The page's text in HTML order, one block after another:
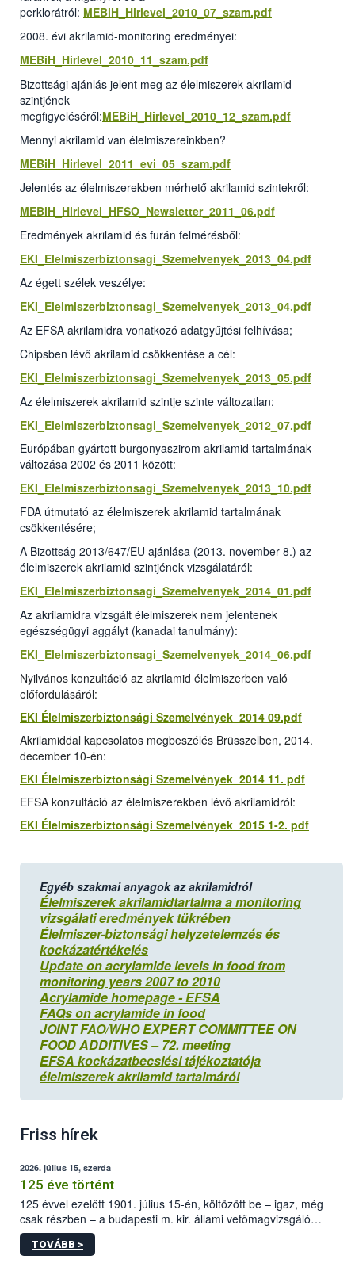
perklorátról: MEBiH_Hirlevel_2010_07_szam.pdf
2008. évi akrilamid-monitoring eredményei:
MEBiH_Hirlevel_2010_11_szam.pdf
Bizottsági ajánlás jelent meg az élelmiszerek akrilamid
szintjének
megfigyeléséről:MEBiH_Hirlevel_2010_12_szam.pdf
Mennyi akrilamid van élelmiszereinkben?
MEBiH_Hirlevel_2011_evi_05_szam.pdf
Jelentés az élelmiszerekben mérhető akrilamid szintekről:
MEBiH_Hirlevel_HFSO_Newsletter_2011_06.pdf
Eredmények akrilamid és furán felmérésből:
EKI_Elelmiszerbiztonsagi_Szemelvenyek_2013_04.pdf
Az égett szélek veszélye:
EKI_Elelmiszerbiztonsagi_Szemelvenyek_2013_04.pdf
Az EFSA akrilamidra vonatkozó adatgyűjtési felhívása;
Chipsben lévő akrilamid csökkentése a cél:
EKI_Elelmiszerbiztonsagi_Szemelvenyek_2013_05.pdf
Az élelmiszerek akrilamid szintje szinte változatlan:
EKI_Elelmiszerbiztonsagi_Szemelvenyek_2012_07.pdf
Európában gyártott burgonyaszirom akrilamid tartalmának
változása 2002 és 2011 között:
EKI_Elelmiszerbiztonsagi_Szemelvenyek_2013_10.pdf
FDA útmutató az élelmiszerek akrilamid tartalmának
csökkentésére;
A Bizottság 2013/647/EU ajánlása (2013. november 8.) az
élelmiszerek akrilamid szintjének vizsgálatáról:
EKI_Elelmiszerbiztonsagi_Szemelvenyek_2014_01.pdf
Az akrilamidra vizsgált élelmiszerek nem jelentenek
egészségügyi aggályt (kanadai tanulmány):
EKI_Elelmiszerbiztonsagi_Szemelvenyek_2014_06.pdf
Nyilvános konzultáció az akrilamid élelmiszerben való
előfordulásáról:
EKI Élelmiszerbiztonsági Szemelvények 2014 09.pdf
Akrilamiddal kapcsolatos megbeszélés Brüsszelben, 2014.
december 10-én:
EKI Élelmiszerbiztonsági Szemelvények 2014 11. pdf
EFSA konzultáció az élelmiszerekben lévő akrilamidról:
EKI Élelmiszerbiztonsági Szemelvények 2015 1-2. pdf
Egyéb szakmai anyagok az akrilamidról
Élelmiszerek akrilamidtartalma a monitoring
vizsgálati eredmények tükrében
Élelmiszer-biztonsági helyzetelemzés és
kockázatértékelés
Update on acrylamide levels in food from
monitoring years 2007 to 2010
Acrylamide homepage - EFSA
FAQs on acrylamide in food
JOINT FAO/WHO EXPERT COMMITTEE ON
FOOD ADDITIVES – 72. meeting
EFSA kockázatbecslési tájékoztatója
élelmiszerek akrilamid tartalmáról
Friss hírek
2026. július 15, szerda
125 éve történt
125 évvel ezelőtt 1901. július 15-én, költözött be – igaz, még
csak részben – a budapesti m. kir. állami vetőmagvizsgáló
állomás a Kis Rókus utca 15. szám alatti, Czigler Győző által
tervezett új épületébe.
TOVÁBB >